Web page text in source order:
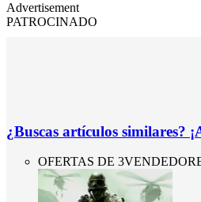
Advertisement
PATROCINADO
¿Buscas artículos similares?
OFERTAS DE